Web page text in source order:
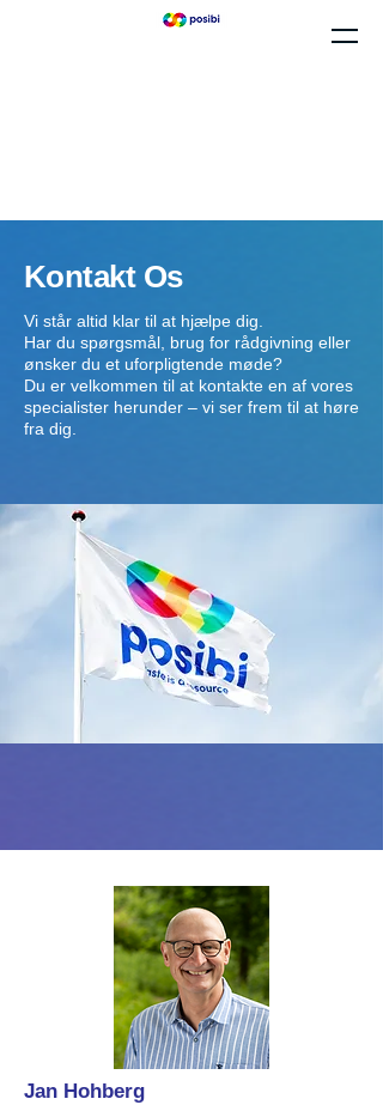
Kontakt Os
Vi står altid klar til at hjælpe dig.
Har du spørgsmål, brug for rådgivning eller
ønsker du et uforpligtende møde?
Du er velkommen til at kontakte en af vores
specialister herunder – vi ser frem til at høre
fra dig.
Jan Hohberg